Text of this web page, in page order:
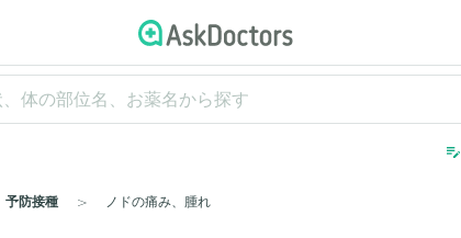
edit_note
予防接種 ノドの痛み、腫れ